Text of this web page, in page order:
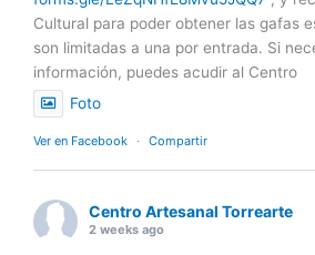
Cultural para poder obtener las gafas
son limitadas a una por entrada. Si
información, puedes acudir al Centro
Foto
Ver en Facebook · Compartir
Centro Artesanal Torrearte
2 weeks ago